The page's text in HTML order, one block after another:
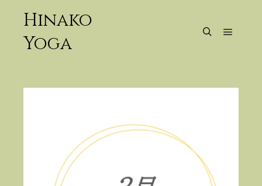
Hinako
Yoga